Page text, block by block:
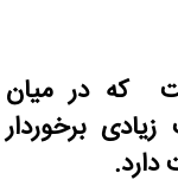
كه در ميان
برخوردار
دارد.